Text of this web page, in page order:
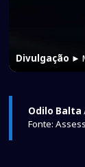
Divulgação ►
Odilo Balta
Fonte: